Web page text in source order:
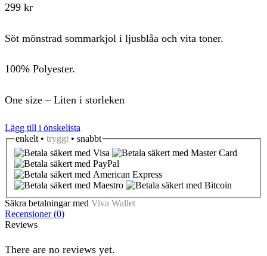
299 kr
Söt mönstrad sommarkjol i ljusblåa och vita toner.
100% Polyester.
One size – Liten i storleken
Lägg till i önskelista
enkelt • tryggt • snabbt
Säkra betalningar med Viva Wallet
Recensioner (0)
Reviews
There are no reviews yet.